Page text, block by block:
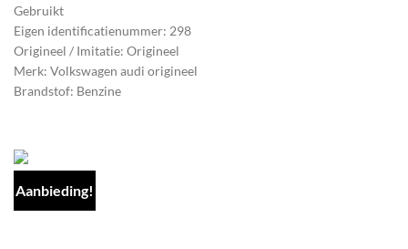
Gebruikt
Eigen identificatienummer: 298
Origineel / Imitatie: Origineel
Merk: Volkswagen audi origineel
Brandstof: Benzine
Aanbieding!